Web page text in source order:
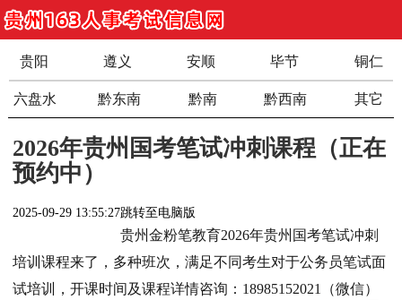
贵阳 遵义 安顺 毕节 铜仁
六盘水 黔东南 黔南 黔西南 其它
2026年贵州国考笔试冲刺课程（正在
预约中）
2025-09-29 13:55:27跳转至电脑版
贵州金粉笔教育2026年贵州国考笔试冲刺
培训课程来了，多种班次，满足不同考生对于公务员笔试面
试培训，开课时间及课程详情咨询：18985152021（微信）